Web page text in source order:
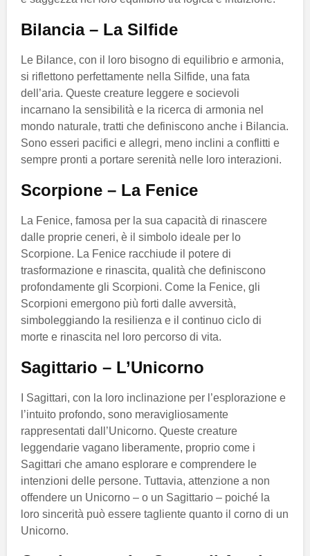
Bilancia – La Silfide
Le Bilance, con il loro bisogno di equilibrio e armonia,
si riflettono perfettamente nella Silfide, una fata
dell’aria. Queste creature leggere e socievoli
incarnano la sensibilità e la ricerca di armonia nel
mondo naturale, tratti che definiscono anche i Bilancia.
Sono esseri pacifici e allegri, meno inclini a conflitti e
sempre pronti a portare serenità nelle loro interazioni.
Scorpione – La Fenice
La Fenice, famosa per la sua capacità di rinascere
dalle proprie ceneri, è il simbolo ideale per lo
Scorpione. La Fenice racchiude il potere di
trasformazione e rinascita, qualità che definiscono
profondamente gli Scorpioni. Come la Fenice, gli
Scorpioni emergono più forti dalle avversità,
simboleggiando la resilienza e il continuo ciclo di
morte e rinascita nel loro percorso di vita.
Sagittario – L’Unicorno
I Sagittari, con la loro inclinazione per l’esplorazione e
l’intuito profondo, sono meravigliosamente
rappresentati dall’Unicorno. Queste creature
leggendarie vagano liberamente, proprio come i
Sagittari che amano esplorare e comprendere le
intenzioni delle persone. Tuttavia, attenzione a non
offendere un Unicorno – o un Sagittario – poiché la
loro sincerità può essere tagliente quanto il corno di un
Unicorno.